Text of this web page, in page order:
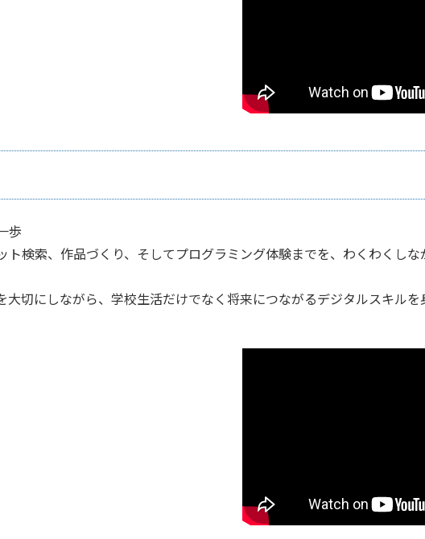
歩
検索、作品づくり、そしてプログラミング体験までを、わくわくし
大切にしながら、学校生活だけでなく将来につながるデジタルスキル